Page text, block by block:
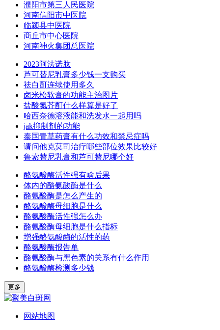
濮阳市第三人民医院
河南信阳市中医院
临颍县中医院
商丘市中心医院
河南神火集团总医院
2023阿法诺肽
芦可替尼乳膏多少钱一支购买
祛白酊连续使用多久
卤米松软膏的功能主治图片
盐酸氮芥酊什么样算是好了
哈西奈德溶液能和洗发水一起用吗
jak抑制剂的功能
泰国青草药膏有什么功效和禁忌症吗
请问他克莫司治疗哪些部位效果比较好
鲁索替尼乳膏和芦可替尼哪个好
酪氨酸酶活性强有啥后果
体内的酪氨酸酶是什么
酪氨酸酶是怎么产生的
酪氨酸酶母细胞是什么
酪氨酸酶活性强怎么办
酪氨酸酶母细胞是什么指标
增强酪氨酸酶的活性的药
酪氨酸酶报告单
酪氨酸酶与黑色素的关系有什么作用
酪氨酸酶检测多少钱
更多
网站地图